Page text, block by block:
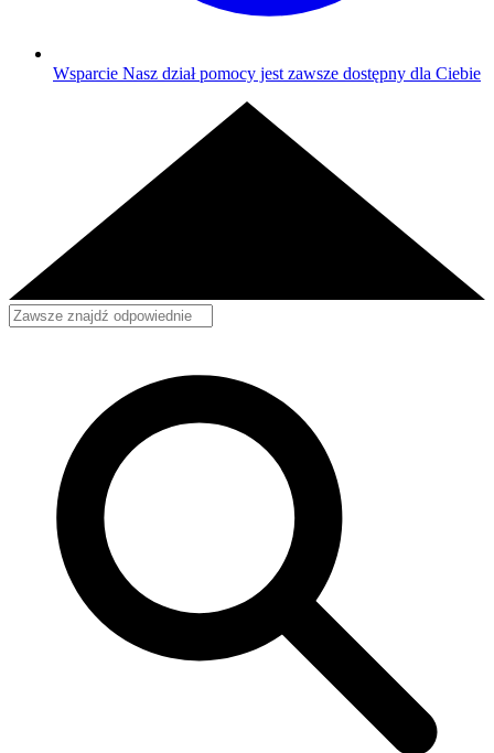
Wsparcie Nasz dział pomocy jest zawsze dostępny dla Ciebie